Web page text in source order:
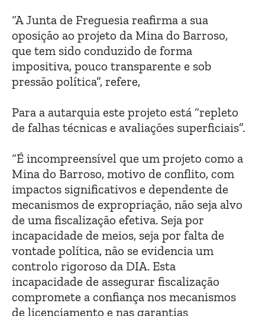
“A Junta de Freguesia reafirma a sua
oposição ao projeto da Mina do Barroso,
que tem sido conduzido de forma
impositiva, pouco transparente e sob
pressão política”, refere,
Para a autarquia este projeto está “repleto
de falhas técnicas e avaliações superficiais”.
“É incompreensível que um projeto como a
Mina do Barroso, motivo de conflito, com
impactos significativos e dependente de
mecanismos de expropriação, não seja alvo
de uma fiscalização efetiva. Seja por
incapacidade de meios, seja por falta de
vontade política, não se evidencia um
controlo rigoroso da DIA. Esta
incapacidade de assegurar fiscalização
compromete a confiança nos mecanismos
de licenciamento e nas garantias